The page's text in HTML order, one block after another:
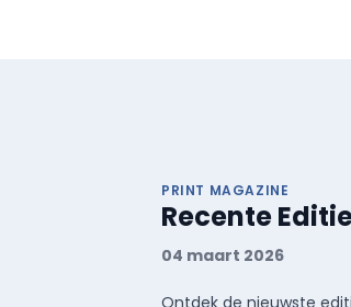
PRINT MAGAZINE
Recente
04 maart 2026
Ontdek de nieuwste